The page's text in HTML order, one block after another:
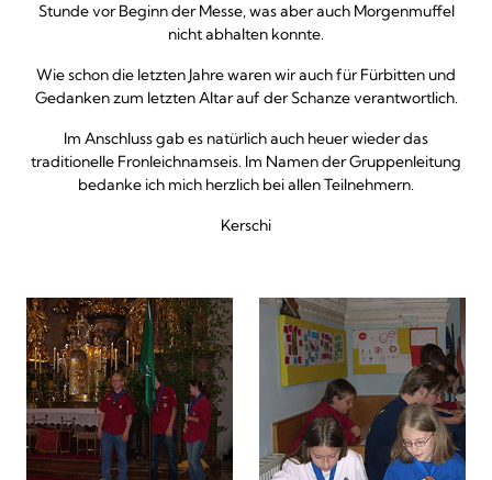
Stunde vor Beginn der Messe, was aber auch Morgenmuffel
nicht abhalten konnte.
Wie schon die letzten Jahre waren wir auch für Fürbitten und
Gedanken zum letzten Altar auf der Schanze verantwortlich.
Im Anschluss gab es natürlich auch heuer wieder das
traditionelle Fronleichnamseis. Im Namen der Gruppenleitung
bedanke ich mich herzlich bei allen Teilnehmern.
Kerschi